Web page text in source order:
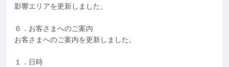
影響エリアを更新しました。
６．お客さまへのご案内
お客さまへのご案内を更新しました。
１．日時